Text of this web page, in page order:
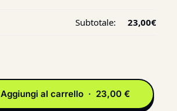
Subtotale: 23,00€
Aggiungi al carrello · 23,00 €